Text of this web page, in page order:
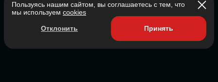
Состоит в ассоциации с 2023
Пользуясь нашим сайтом, вы соглашаетесь с тем, что
мы используем cookies
Отклонить Принять